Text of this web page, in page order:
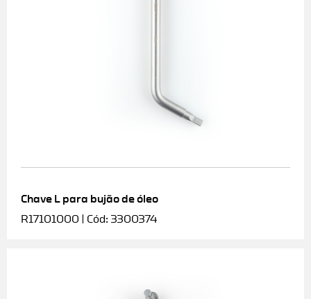
Chave L para bujão de óleo
R17101000 | Cód: 3300374